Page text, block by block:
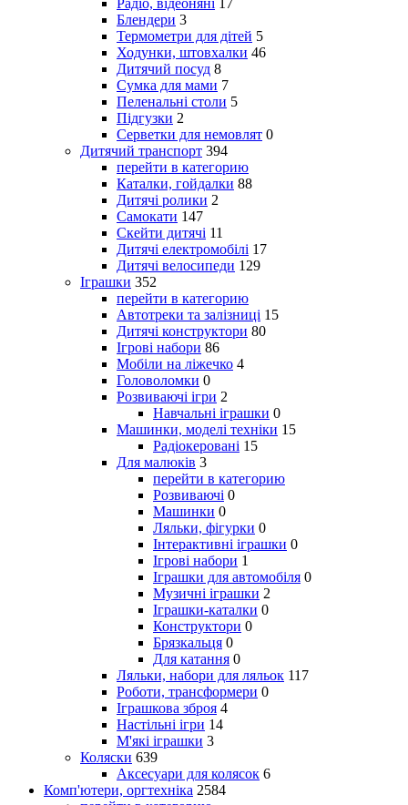
Радіо, відеоняні 17
Блендери 3
Термометри для дітей 5
Ходунки, штовхалки 46
Дитячий посуд 8
Сумка для мами 7
Пеленальні столи 5
Підгузки 2
Серветки для немовлят 0
Дитячий транспорт 394
перейти в категорию
Каталки, гойдалки 88
Дитячі ролики 2
Самокати 147
Скейти дитячі 11
Дитячі електромобілі 17
Дитячі велосипеди 129
Іграшки 352
перейти в категорию
Автотреки та залізниці 15
Дитячі конструктори 80
Ігрові набори 86
Мобіли на ліжечко 4
Головоломки 0
Розвиваючі ігри 2
Навчальні іграшки 0
Машинки, моделі техніки 15
Радіокеровані 15
Для малюків 3
перейти в категорию
Розвиваючі 0
Машинки 0
Ляльки, фігурки 0
Інтерактивні іграшки 0
Ігрові набори 1
Іграшки для автомобіля 0
Музичні іграшки 2
Іграшки-каталки 0
Конструктори 0
Брязкальця 0
Для катання 0
Ляльки, набори для ляльок 117
Роботи, трансформери 0
Іграшкова зброя 4
Настільні ігри 14
М'які іграшки 3
Коляски 639
Аксесуари для колясок 6
Комп'ютери, оргтехніка 2584